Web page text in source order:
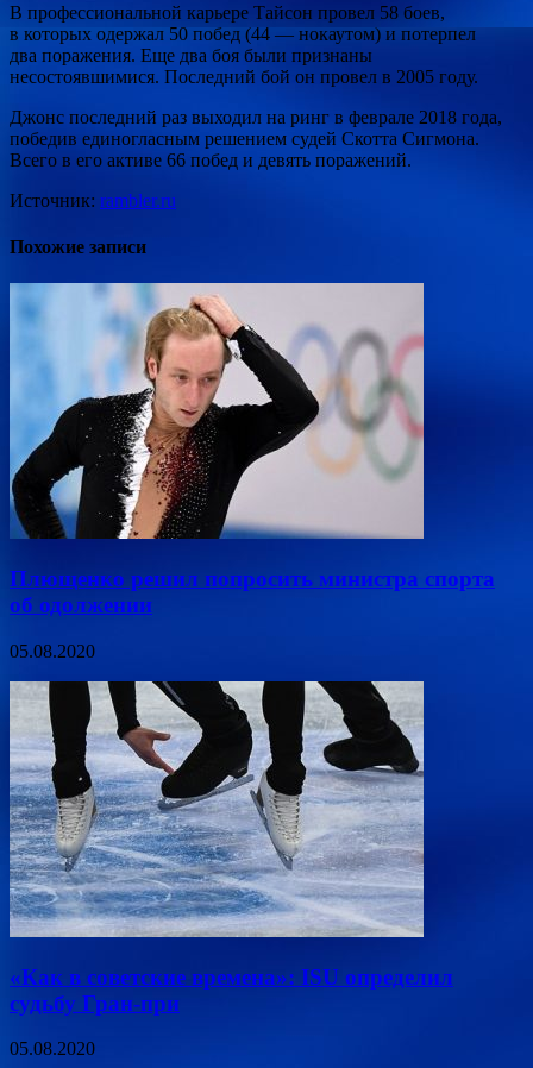
В профессиональной карьере Тайсон провел 58 боев,
в которых одержал 50 побед (44 — нокаутом) и потерпел
два поражения. Еще два боя были признаны
несостоявшимися. Последний бой он провел в 2005 году.
Джонс последний раз выходил на ринг в феврале 2018 года,
победив единогласным решением судей Скотта Сигмона.
Всего в его активе 66 побед и девять поражений.
Источник: rambler.ru
Похожие записи
Плющенко решил попросить министра спорта
об одолжении
05.08.2020
«Как в советские времена»: ISU определил
судьбу Гран-при
05.08.2020